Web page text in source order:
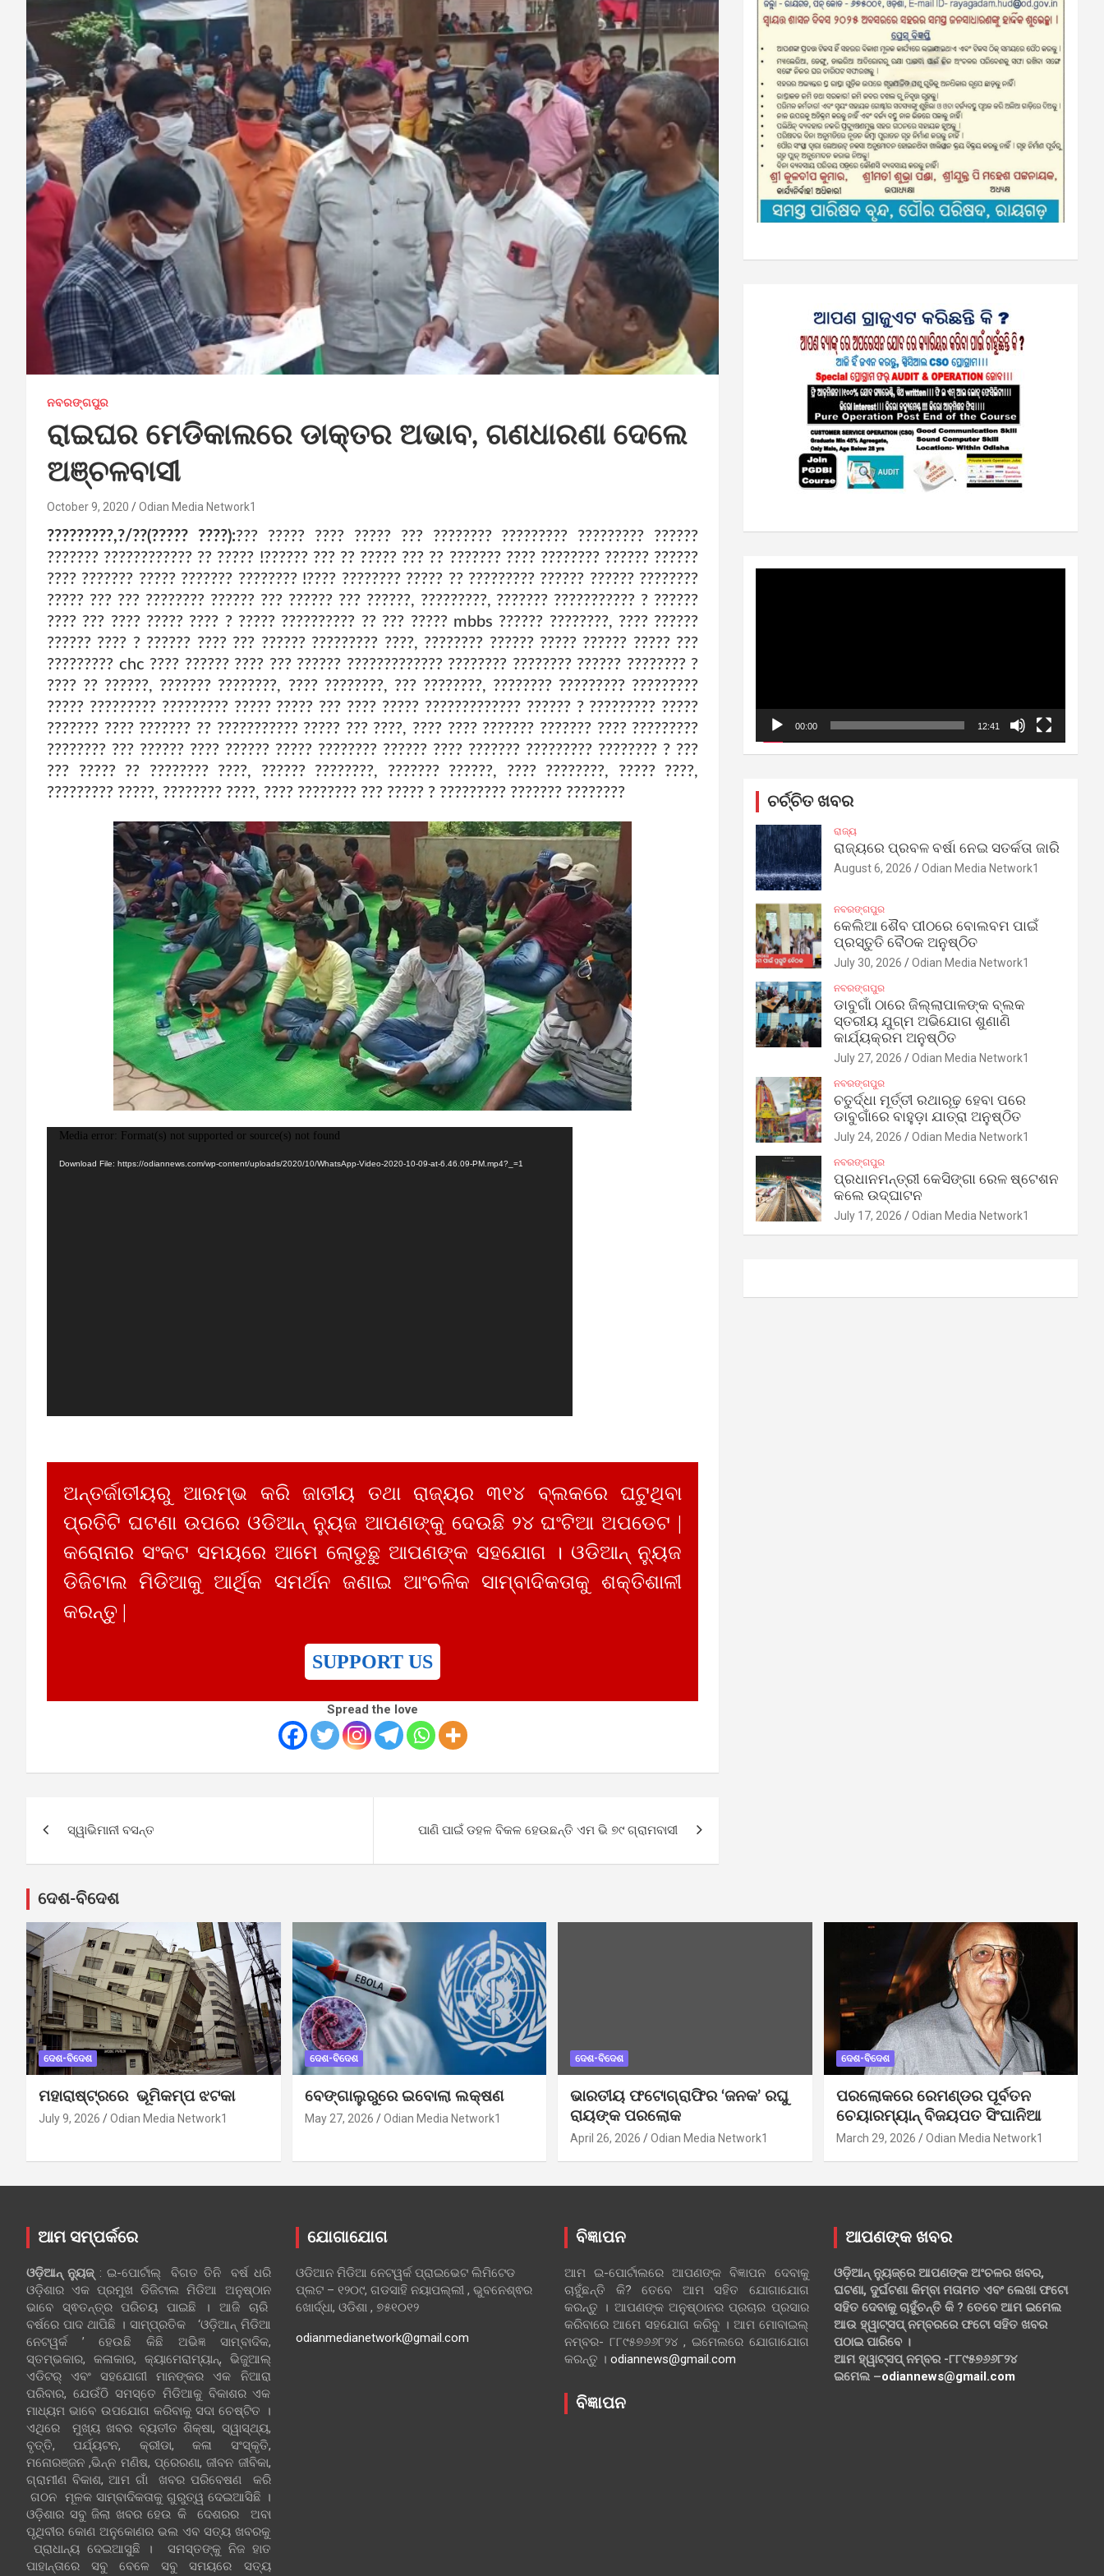
ନବରଙ୍ଗପୁର
ରାଇଘର ମେଡିକାଲରେ ଡାକ୍ତର ଅଭାବ, ଗଣଧାରଣା ଦେଲେ
ଅଞ୍ଚଳବାସୀ
October 9, 2020 Odian Media Network1
?????????,?/??(????? ????):??? ????? ???? ????? ??? ???????? ????????? ????????? ??????
??????? ???????????? ?? ????? !?????? ??? ?? ????? ??? ?? ??????? ???? ???????? ?????? ??????
???? ??????? ????? ??????? ???????? !???? ???????? ????? ?? ????????? ?????? ?????? ????????
????? ??? ??? ???????? ?????? ??? ?????? ??? ??????, ?????????, ??????? ??????????? ? ??????
???? ??? ???? ????? ???? ? ????? ?????????? ?? ??? ????? mbbs ?????? ????????, ???? ??????
?????? ???? ? ?????? ???? ??? ?????? ????????? ????, ???????? ?????? ????? ?????? ????? ???
????????? chc ???? ?????? ???? ??? ?????? ????????????? ???????? ???????? ?????? ???????? ?
???? ?? ??????, ??????? ????????, ???? ????????, ??? ????????, ???????? ????????? ?????????
????? ????????? ????????? ????? ????? ??? ???? ????? ????????????? ?????? ? ????????? ?????
??????? ???? ??????? ?? ??????????? ????? ??? ????, ???? ???? ??????? ??????? ???? ?????????
???????? ??? ?????? ???? ?????? ????? ???????? ?????? ???? ??????? ????????? ???????? ? ???
??? ????? ?? ???????? ????, ?????? ????????, ??????? ??????, ???? ????????, ????? ????,
????????? ?????, ???????? ????, ???? ???????? ??? ????? ? ????????? ??????? ????????
Video
Media error: Format(s) not supported or source(s) not found
Download File: https://odiannews.com/wp-content/uploads/2020/10/WhatsApp-Video-2020-10-09-at-6.46.09-PM.mp4?_=1
ଅନ୍ତର୍ଜାତୀୟରୁ ଆରମ୍ଭ କରି ଜାତୀୟ ତଥା ରାଜ୍ୟର ୩୧୪ ବ୍ଲକରେ ଘଟୁଥିବା
ପ୍ରତିଟି ଘଟଣା ଉପରେ ଓଡିଆନ୍ ନ୍ୟୁଜ ଆପଣଙ୍କୁ ଦେଉଛି ୨୪ ଘଂଟିଆ ଅପଡେଟ |
କରୋନାର ସଂକଟ ସମୟରେ ଆମେ ଲୋଡୁଛୁ ଆପଣଙ୍କ ସହଯୋଗ । ଓଡିଆନ୍ ନ୍ୟୁଜ
ଡିଜିଟାଲ ମିଡିଆକୁ ଆର୍ଥିକ ସମର୍ଥନ ଜଣାଇ ଆଂଚଳିକ ସାମ୍ବାଦିକତାକୁ ଶକ୍ତିଶାଳୀ
କରନ୍ତୁ |
SUPPORT US
Spread the love
navigation
ସ୍ୱାଭିମାନୀ ବସନ୍ତ ପାଣି ପାଇଁ ଡହଳ ବିକଳ ହେଉଛନ୍ତି ଏମ ଭି ୭୯ ଗ୍ରାମବାସୀ
00:00 12:41
ଚର୍ଚ୍ଚିତ ଖବର
ରାଜ୍ୟ
ରାଜ୍ୟରେ ପ୍ରବଳ ବର୍ଷା ନେଇ ସତର୍କତା ଜାରି
August 6, 2026 Odian Media Network1
ନବରଙ୍ଗପୁର
କେଲିଆ ଶୈବ ପୀଠରେ ବୋଲବମ ପାଇଁ
ପ୍ରସ୍ତୁତି ବୈଠକ ଅନୁଷ୍ଠିତ
July 30, 2026 Odian Media Network1
ନବରଙ୍ଗପୁର
ଡାବୁଗାଁ ଠାରେ ଜିଲ୍ଲାପାଳଙ୍କ ବ୍ଲକ
ସ୍ତରୀୟ ଯୁଗ୍ମ ଅଭିଯୋଗ ଶୁଣାଣି
କାର୍ଯ୍ୟକ୍ରମ ଅନୁଷ୍ଠିତ
July 27, 2026 Odian Media Network1
ନବରଙ୍ଗପୁର
ଚତୁର୍ଦ୍ଧା ମୂର୍ତ୍ତୀ ରଥାରୂଢ଼ ହେବା ପରେ
ଡାବୁଗାଁରେ ବାହୁଡ଼ା ଯାତ୍ରା ଅନୁଷ୍ଠିତ
July 24, 2026 Odian Media Network1
ନବରଙ୍ଗପୁର
ପ୍ରଧାନମନ୍ତ୍ରୀ କେସିଙ୍ଗା ରେଳ ଷ୍ଟେଶନ
କଲେ ଉଦ୍‌ଘାଟନ
July 17, 2026 Odian Media Network1
ଦେଶ-ବିଦେଶ
ଦେଶ-ବିଦେଶ
ମହାରାଷ୍ଟ୍ରରେ ଭୂମିକମ୍ପ ଝଟକା
July 9, 2026 Odian Media Network1
ଦେଶ-ବିଦେଶ
ବେଙ୍ଗାଲୁରୁରେ ଇବୋଲା ଲକ୍ଷଣ
May 27, 2026 Odian Media Network1
ଦେଶ-ବିଦେଶ
ଭାରତୀୟ ଫଟୋଗ୍ରାଫିର ‘ଜନକ’ ରଘୁ
ରାୟଙ୍କ ପରଲୋକ
April 26, 2026 Odian Media Network1
ଦେଶ-ବିଦେଶ
ପରଲୋକରେ ରେମଣ୍ଡର ପୂର୍ବତନ
ଚେୟାରମ୍ୟାନ୍ ବିଜୟପତ ସିଂଘାନିଆ
March 29, 2026 Odian Media Network1
ଆମ ସମ୍ପର୍କରେ
ଓଡ଼ିଆନ୍‍ ନ୍ୟୁଜ୍‍: ଇ-ପୋର୍ଟାଲ୍ ବିଗତ ତିନି ବର୍ଷ ଧରି
ଓଡ଼ିଶାର ଏକ ପ୍ରମୁଖ ଡିଜିଟାଲ ମିଡିଆ ଅନୁଷ୍ଠାନ
ଭାବେ ସ୍ଵତନ୍ତ୍ର ପରିଚୟ ପାଇଛି । ଆଜି ଚାରି
ବର୍ଷରେ ପାଦ ଥାପିଛି । ସାମ୍ପ୍ରତିକ ‘ଓଡ଼ିଆନ୍‍ ମିଡିଆ
ନେଟୱର୍କ ’ ହେଉଛି କିଛି ଅଭିଜ୍ଞ ସାମ୍ବାଦିକ,
ସ୍ତମ୍ଭକାର, କଳାକାର, କ୍ୟାମେରାମ୍ୟାନ୍, ଭିଜୁଆଲ୍
ଏଡିଟର୍ ଏବଂ ସହଯୋଗୀ ମାନଙ୍କର ଏକ ନିଆରା
ପରିବାର, ଯେଉଁଠି ସମସ୍ତେ ମିଡିଆକୁ ବିକାଶର ଏକ
ମାଧ୍ୟମ ଭାବେ ଉପଯୋଗ କରିବାକୁ ସଦା ଚେଷ୍ଟିତ ।
ଏଥିରେ ମୁଖ୍ୟ ଖବର ବ୍ୟତୀତ ଶିକ୍ଷା, ସ୍ୱାସ୍ଥ୍ୟ,
ବୃତ୍ତି, ପର୍ଯ୍ୟଟନ, କ୍ରୀଡା, କଳା ସଂସ୍କୃତି,
ମନୋରଞ୍ଜନ ,ଭିନ୍ନ ମଣିଷ, ପ୍ରେରଣା, ଜୀବନ ଜୀବିକା,
ଗ୍ରାମୀଣ ବିକାଶ, ଆମ ଗାଁ ଖବର ପରିବେଷଣ କରି
ଗଠନ ମୂଳକ ସାମ୍ବାଦିକତାକୁ ଗୁରୁତ୍ୱ ଦେଇଆସିଛି ।
ଓଡ଼ିଶାର ସବୁ ଜିଲା ଖବର ହେଉ କି ଦେଶରର ଅବା
ପୃଥିବୀର କୋଣ ଅନୁକୋଣର ଭଲ ଏବ ସତ୍ୟ ଖବରକୁ
ପ୍ରାଧାନ୍ୟ ଦେଇଆସୁଛି । ସମସ୍ତଙ୍କୁ ନିଜ ହାତ
ପାହାନ୍ତାରେ ସବୁ ବେଳେ ସବୁ ସମୟରେ ସତ୍ୟ
ଯୋଗାଯୋଗ
ଓଡିଆନ ମିଡିଆ ନେଟୱର୍କ ପ୍ରାଇଭେଟ ଲିମିଟେଡ
ପ୍ଲଟ – ୧୨୦୯, ଗଡସାହି ନୟାପଲ୍ଲୀ , ଭୁବନେଶ୍ଵର
ଖୋର୍ଦ୍ଧା, ଓଡିଶା , ୭୫୧୦୧୨
odianmedianetwork@gmail.com
ବିଜ୍ଞାପନ
ଆମ ଇ-ପୋର୍ଟାଲରେ ଆପଣଙ୍କ ବିଜ୍ଞାପନ ଦେବାକୁ
ଚାହୁଁଛନ୍ତି କି? ତେବେ ଆମ ସହିତ ଯୋଗାଯୋଗ
କରନ୍ତୁ । ଆପଣଙ୍କ ଅନୁଷ୍ଠାନର ପ୍ରଚାର ପ୍ରସାର
କରିବାରେ ଆମେ ସହଯୋଗ କରିବୁ । ଆମ ମୋବାଇଲ୍
ନମ୍ବର- ୮୮୯୫୭୬୬୮୨୪ , ଇମେଲରେ ଯୋଗାଯୋଗ
କରନ୍ତୁ । odiannews@gmail.com
ବିଜ୍ଞାପନ
ଆପଣଙ୍କ ଖବର
ଓଡ଼ିଆନ୍ ନ୍ୟୁଜ୍‌ରେ ଆପଣଙ୍କ ଅଂଚଳର ଖବର,
ଘଟଣା, ଦୁର୍ଘଟଣା କିମ୍ବା ମତାମତ ଏବଂ ଲେଖା ଫଟୋ
ସହିତ ଦେବାକୁ ଚାହୁଁଚନ୍ତି କି ? ତେବେ ଆମ ଇମେଲ
ଆଉ ହ୍ୱାଟ୍‌ସପ୍ ନମ୍ବରରେ ଫଟୋ ସହିତ ଖବର
ପଠାଇ ପାରିବେ ।
ଆମ ହ୍ୱାଟ୍‌ସପ୍ ନମ୍ବର -୮୮୯୫୭୬୬୮୨୪
ଇମେଲ –odiannews@gmail.com